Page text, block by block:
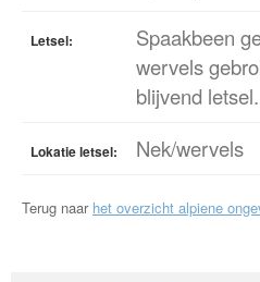
Letsel:
Spaakbeen
wervels
blijvend letsel.
Lokatie letsel: Nek/wervels
Terug naar het overzicht alpiene